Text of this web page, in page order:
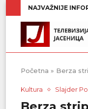
NAJVAŽNIJE
Početna » Berza
Kultura Slajder